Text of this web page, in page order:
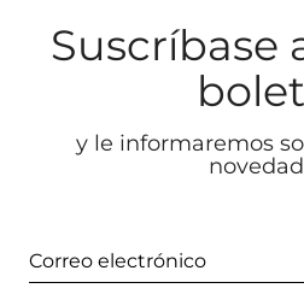
Suscríbase
y le informaremos